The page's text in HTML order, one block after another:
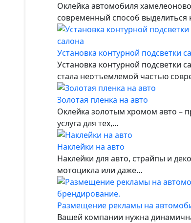
Оклейка автомобиля
современный способ выделиться
Установка контурной подсветки
Установка контурной подсветки
стала неотъемлемой частью
Золотая пленка на авто
Оклейка золотым хромом авто –
услуга для тех,…
Наклейки на авто
Наклейки для авто, страйпы и
мотоцикла или даже…
Размещение рекламы на
Вашей компании нужна